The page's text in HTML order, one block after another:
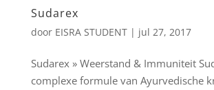
Sudarex
door EISRA STUDENT| jul 27, 2017
Sudarex » Weerstand & Immuniteit
complexe formule van Ayurvedische